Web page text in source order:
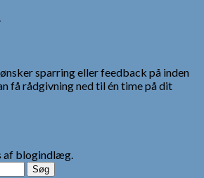
sparring eller feedback på inden
få rådgivning ned til én time på dit
af blogindlæg.